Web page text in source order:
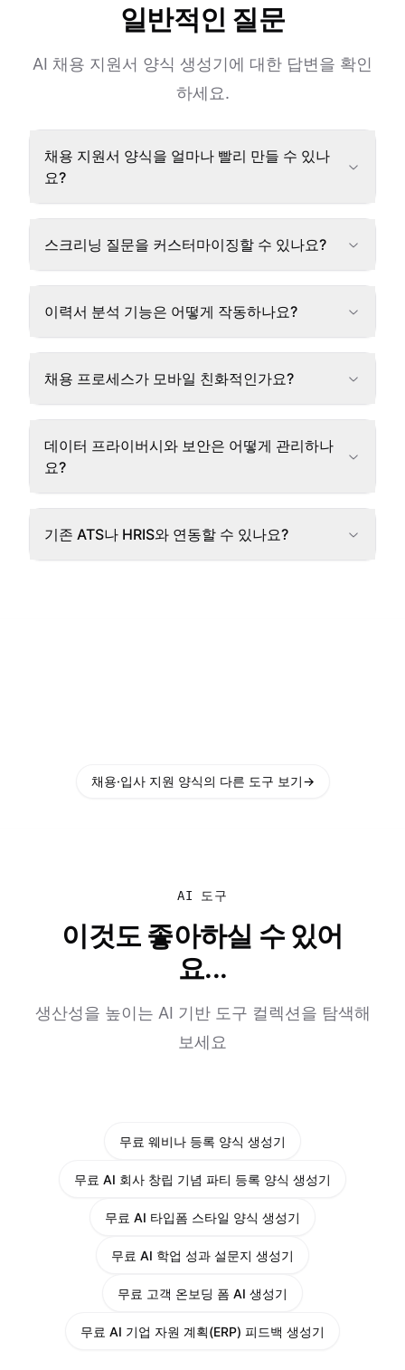
일반적인 질문
AI 채용 지원서 양식 생성기에 대한 답변을 확인
하세요.
채용 지원서 양식을 얼마나 빨리 만들 수 있나
요?
스크리닝 질문을 커스터마이징할 수 있나요?
이력서 분석 기능은 어떻게 작동하나요?
채용 프로세스가 모바일 친화적인가요?
데이터 프라이버시와 보안은 어떻게 관리하나
요?
기존 ATS나 HRIS와 연동할 수 있나요?
채용·입사 지원 양식의 다른 도구 보기→
AI 도구
이것도 좋아하실 수 있어
요...
생산성을 높이는 AI 기반 도구 컬렉션을 탐색해
보세요
무료 웨비나 등록 양식 생성기
무료 AI 회사 창립 기념 파티 등록 양식 생성기
무료 AI 타입폼 스타일 양식 생성기
무료 AI 학업 성과 설문지 생성기
무료 고객 온보딩 폼 AI 생성기
무료 AI 기업 자원 계획(ERP) 피드백 생성기